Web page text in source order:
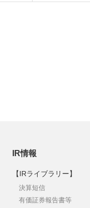
IR情報
【IRライブラリー】
決算短信
有価証券報告書等